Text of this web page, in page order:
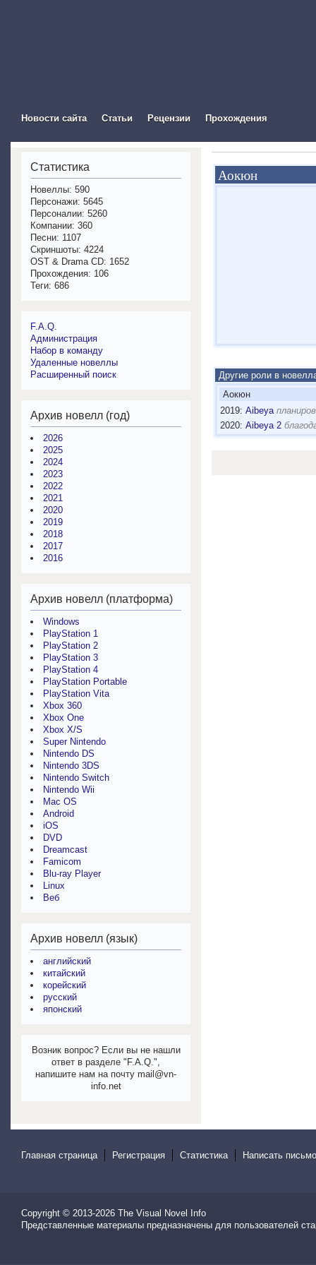
Новости сайта Статьи Рецензии Прохождения
Аокюн
Другие роли в
Аокюн
2019: Aibeya
2020: Aibeya 2
Статистика
Новеллы: 590
Персонажи: 5645
Персоналии: 5260
Компании: 360
Песни: 1107
Скриншоты: 4224
OST & Drama CD: 1652
Прохождения: 106
Теги: 686
F.A.Q.
Администрация
Набор в команду
Удаленные новеллы
Расширенный поиск
Архив новелл (год)
2026
2025
2024
2023
2022
2021
2020
2019
2018
2017
2016
Архив новелл (платформа)
Windows
PlayStation 1
PlayStation 2
PlayStation 3
PlayStation 4
PlayStation Portable
PlayStation Vita
Xbox 360
Xbox One
Xbox X/S
Super Nintendo
Nintendo DS
Nintendo 3DS
Nintendo Switch
Nintendo Wii
Mac OS
Android
iOS
DVD
Dreamcast
Famicom
Blu-ray Player
Linux
Веб
Архив новелл (язык)
английский
китайский
корейский
русский
японский
Возник вопрос? Если вы не нашли
ответ в разделе "F.A.Q.",
напишите нам на почту mail@vn-
info.net
Главная страница Регистрация Статистика Написать
Copyright © 2013-2026 The Visual Novel Info
Представленные материалы предназначены для пользователей